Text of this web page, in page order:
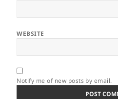
WEBSITE
Notify me of new posts by email.